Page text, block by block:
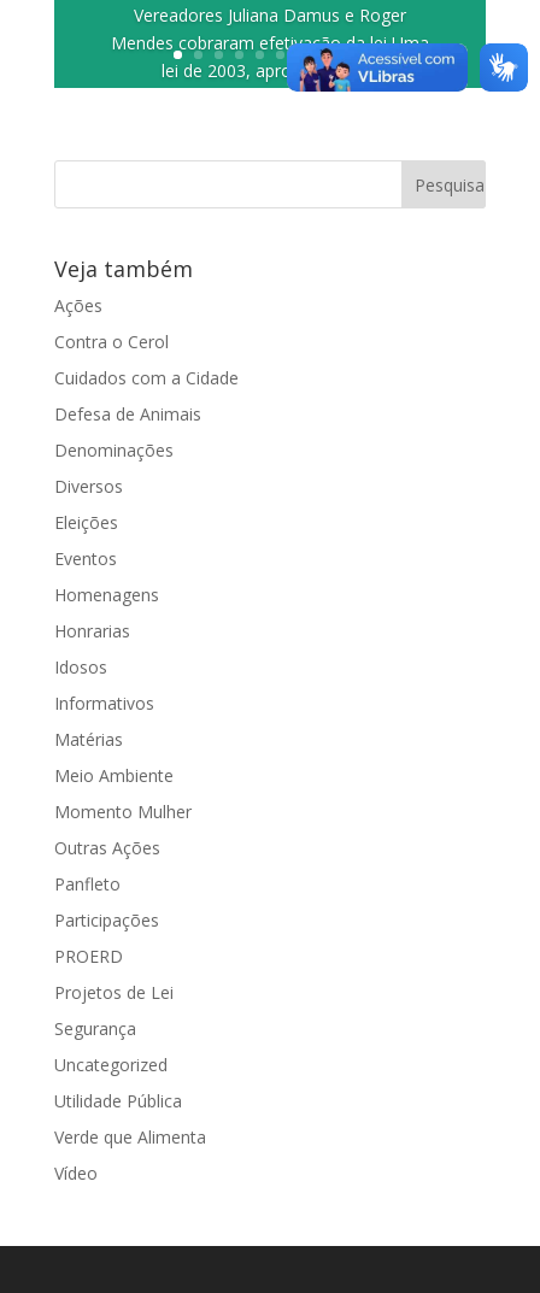
Vereadores Juliana Damus e Roger
Mendes cobraram efetivação da lei Uma
lei de 2003, aprovada pela...
Veja também
Ações
Contra o Cerol
Cuidados com a Cidade
Defesa de Animais
Denominações
Diversos
Eleições
Eventos
Homenagens
Honrarias
Idosos
Informativos
Matérias
Meio Ambiente
Momento Mulher
Outras Ações
Panfleto
Participações
PROERD
Projetos de Lei
Segurança
Uncategorized
Utilidade Pública
Verde que Alimenta
Vídeo